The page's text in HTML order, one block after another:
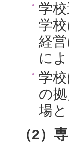
学
学
経
に
学
の
場
（2）